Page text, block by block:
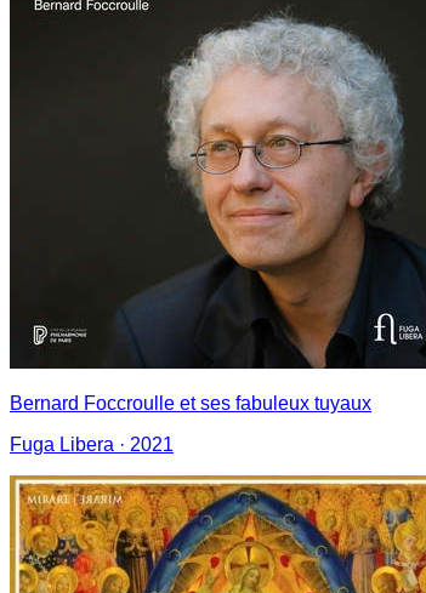
Bernard Foccroulle et ses fabuleux tuyaux
Fuga Libera · 2021